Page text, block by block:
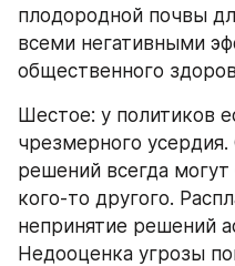
плодородной почвы
всеми негативными
общественного
Шестое: у политиков
чрезмерного
решений всегда
кого-то другого.
непринятие решений
Недооценка угрозы